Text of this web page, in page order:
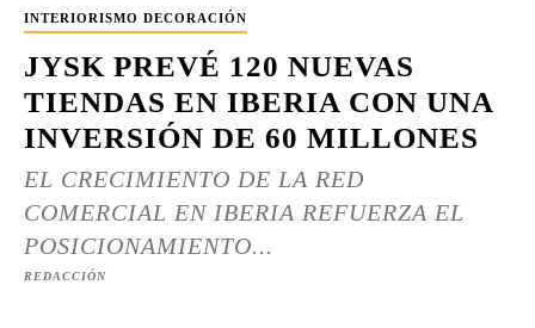
INTERIORISMO DECORACIÓN
JYSK PREVÉ 120 NUEVAS
TIENDAS EN IBERIA CON UNA
INVERSIÓN DE 60 MILLONES
EL CRECIMIENTO DE LA RED
COMERCIAL EN IBERIA REFUERZA EL
POSICIONAMIENTO...
REDACCIÓN